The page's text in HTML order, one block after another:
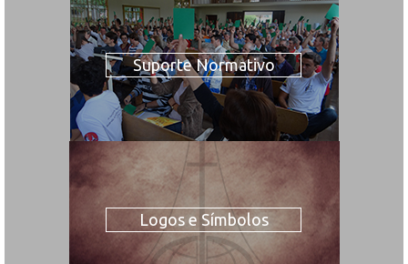
Suporte Normativo
Logos e Símbolos